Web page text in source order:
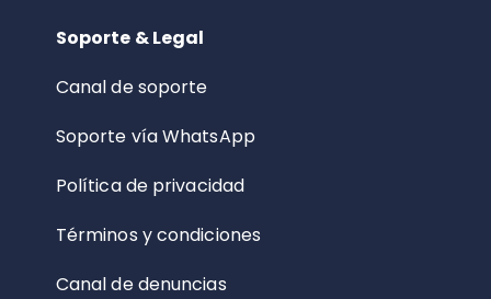
Soporte & Legal
Canal de soporte
Soporte vía WhatsApp
Política de privacidad
Términos y condiciones
Canal de denuncias